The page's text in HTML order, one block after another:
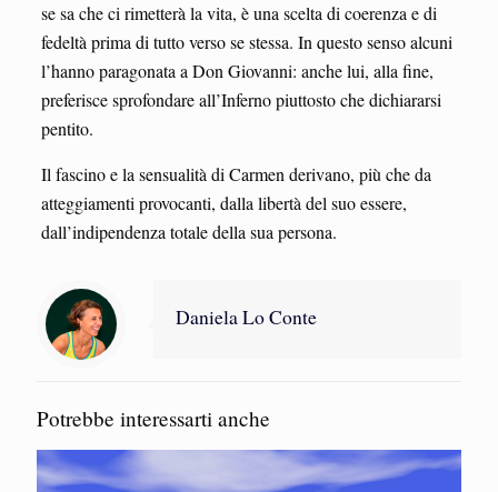
se sa che ci rimetterà la vita, è una scelta di coerenza e di
fedeltà prima di tutto verso se stessa. In questo senso alcuni
l’hanno paragonata a Don Giovanni: anche lui, alla fine,
preferisce sprofondare all’Inferno piuttosto che dichiararsi
pentito.
Il fascino e la sensualità di Carmen derivano, più che da
atteggiamenti provocanti, dalla libertà del suo essere,
dall’indipendenza totale della sua persona.
Daniela Lo Conte
Potrebbe interessarti anche